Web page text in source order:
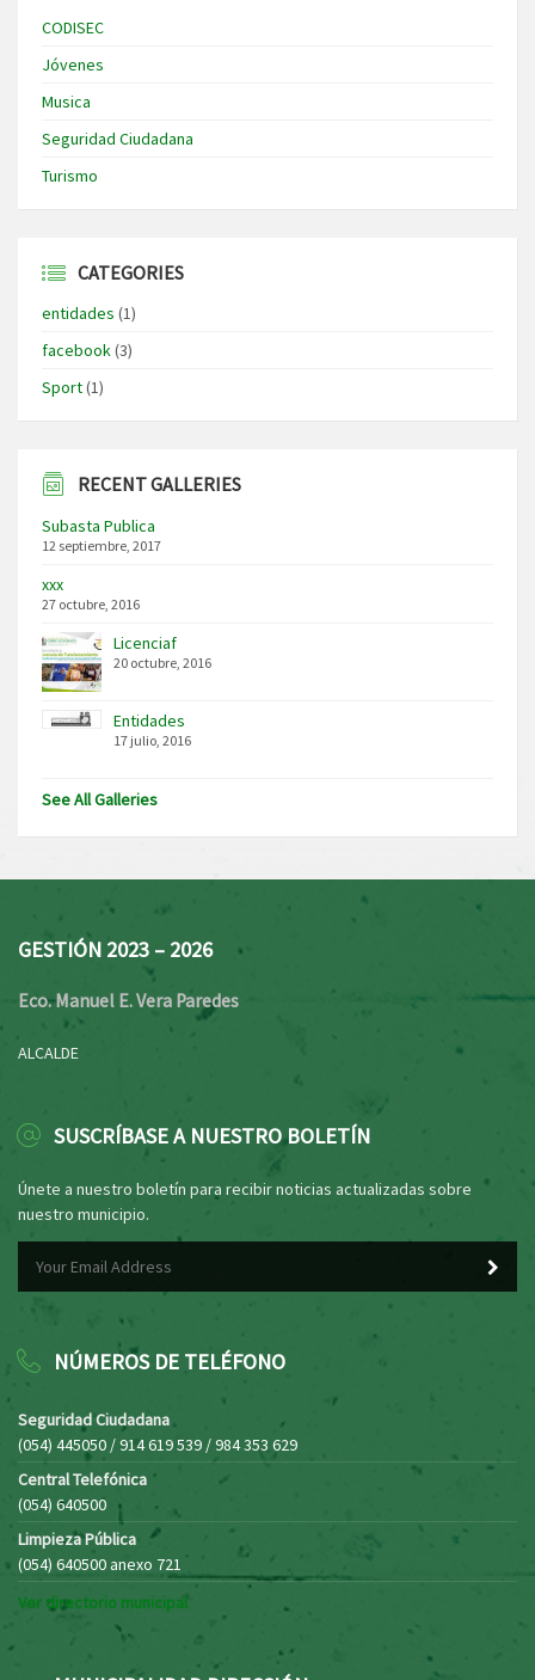
CODISEC
Jóvenes
Musica
Seguridad Ciudadana
Turismo
CATEGORIES
entidades (1)
facebook(3)
Sport(1)
RECENT GALLERIES
Subasta Publica
12 septiembre, 2017
xxx
27 octubre, 2016
Licenciaf
20 octubre, 2016
Entidades
17 julio, 2016
See All Galleries
GESTIÓN 2023 – 2026
Eco. Manuel E. Vera Paredes
ALCALDE
SUSCRÍBASE A NUESTRO BOLETÍN
Únete a nuestro boletín para recibir noticias actualizadas sobre
nuestro municipio.
NÚMEROS DE TELÉFONO
Seguridad Ciudadana
(054) 445050 / 914 619 539 / 984 353 629
Central Telefónica
(054) 640500
Limpieza Pública
(054) 640500 anexo 721
Ver directorio municipal